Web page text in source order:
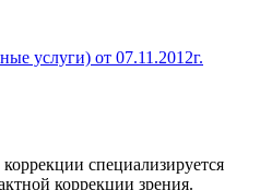
услуги) от 07.11.2012г.
специализируется
коррекции зрения.